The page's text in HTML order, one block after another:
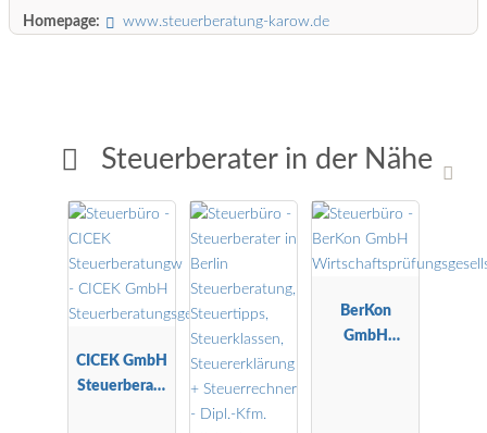
Homepage: www.steuerberatung-karow.de
Steuerberater in der Nähe
CICEK GmbH
Steuerberatu
BerKon
GmbH